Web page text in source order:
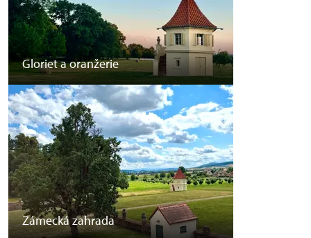
Gloriet a oranžerie
Zámecká zahrada